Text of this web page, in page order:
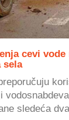
cevi
sela
sledeća